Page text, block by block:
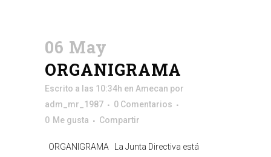
06 May
ORGANIGRAMA
Escrito a las 10:34h en Amecan por
adm_mr_1987
0 Comentarios
0 Me gusta Compartir
ORGANIGRAMA La Junta Directiva está